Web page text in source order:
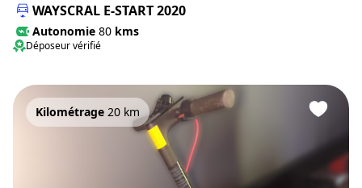
WAYSCRAL E-START 2020
Autonomie 80 kms
Déposeur vérifié
Kilométrage 20 km